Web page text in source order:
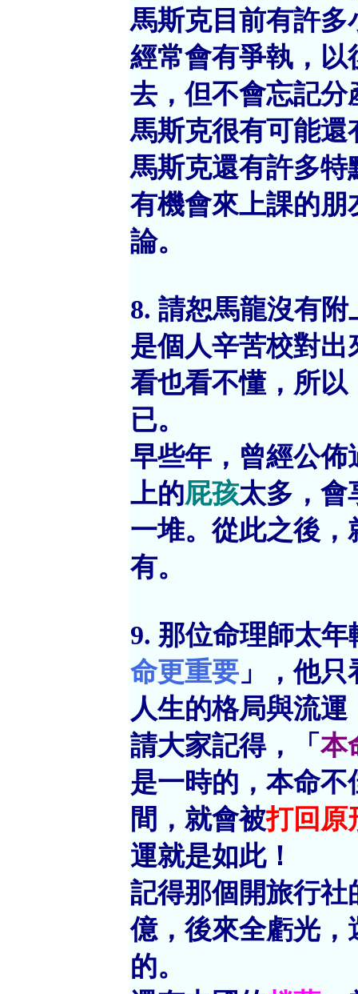
馬斯克目前有許
經常會有爭執，
去，但不會忘記分
馬斯克很有可能
馬斯克還有許多
有機會來上課的
論。
8. 請恕馬龍沒有
是個人辛苦校對
看也看不懂，所
已。
早些年，曾經公
上的屁孩太多，會
一堆。從此之後
有。
9. 那位命理師太
命更重要 」，他
人生的格局與流運
請大家記得，「 本
是一時的，本命不
間，就會被打回原
運就是如此！
記得那個開旅行社
億，後來全虧光
的。